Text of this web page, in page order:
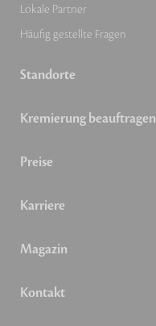
Lokale Partner
Häufig gestellte Fragen
Standorte
Kremierung beauftragen
Preise
Karriere
Magazin
Kontakt